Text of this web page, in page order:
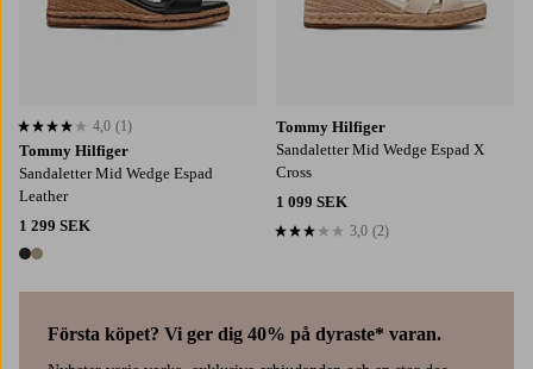
Tommy Hilfiger
Sandaletter Mid Wedge Espad
Leather
1 299 SEK
2 färger
4,0 baserat på 1 st betyg
4,0 (1)
Första köpet? Vi ger dig 40% på dyraste* varan.
Tommy Hilfiger
Sandaletter Mid Wedge Espad X
Cross
1 099 SEK
3,0 baserat på 2 st betyg
3,0 (2)